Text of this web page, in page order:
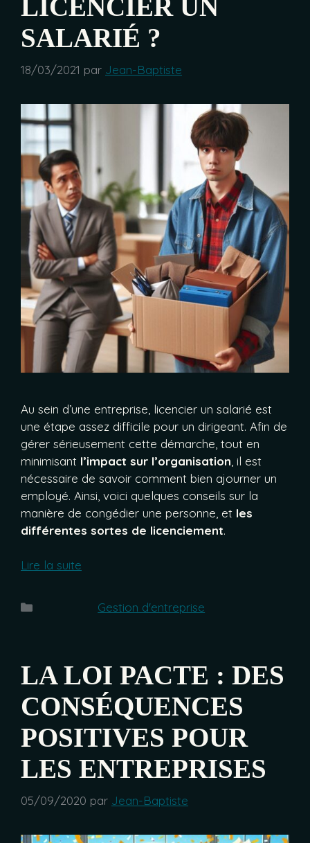
LICENCIER UN
SALARIÉ ?
18/03/2021 par Jean-Baptiste
Au sein d’une entreprise, licencier un salarié est
une étape assez difficile pour un dirigeant. Afin de
gérer sérieusement cette démarche, tout en
minimisant l’impact sur l’organisation , il est
nécessaire de savoir comment bien ajourner un
employé. Ainsi, voici quelques conseils sur la
manière de congédier une personne, et les
différentes sortes de licenciement.
Lire la suite
CatégoriesGestion d'entreprise
LA LOI PACTE : DES
CONSÉQUENCES
POSITIVES POUR
LES ENTREPRISES
05/09/2020 par Jean-Baptiste